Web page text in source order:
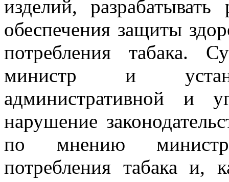
изделий,
обеспечения защиты
потребления табака.
министр и
административной и
нарушение
по мнению
потребления табака и,